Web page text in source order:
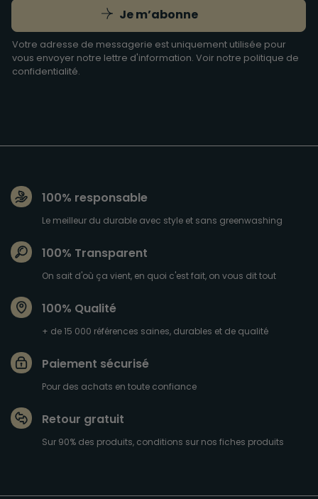
Je m’abonne
Votre adresse de messagerie est uniquement utilisée pour
vous envoyer notre lettre d'information. Voir notre politique de
confidentialité.
100% responsable
Le meilleur du durable avec style et sans greenwashing
100% Transparent
On sait d'où ça vient, en quoi c'est fait, on vous dit tout
100% Qualité
+ de 15 000 références saines, durables et de qualité
Paiement sécurisé
Pour des achats en toute confiance
Retour gratuit
Sur 90% des produits, conditions sur nos fiches produits